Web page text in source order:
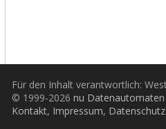
Für den Inhalt verantwortlich:
© 1999-2026 nu
Kontakt, Impressum, Datenschutz